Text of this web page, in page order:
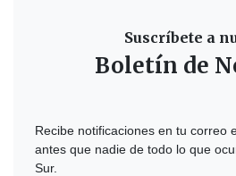
Suscríbete a
Boletín de
Recibe notificaciones en tu correo
antes que nadie de todo lo que
Sur.